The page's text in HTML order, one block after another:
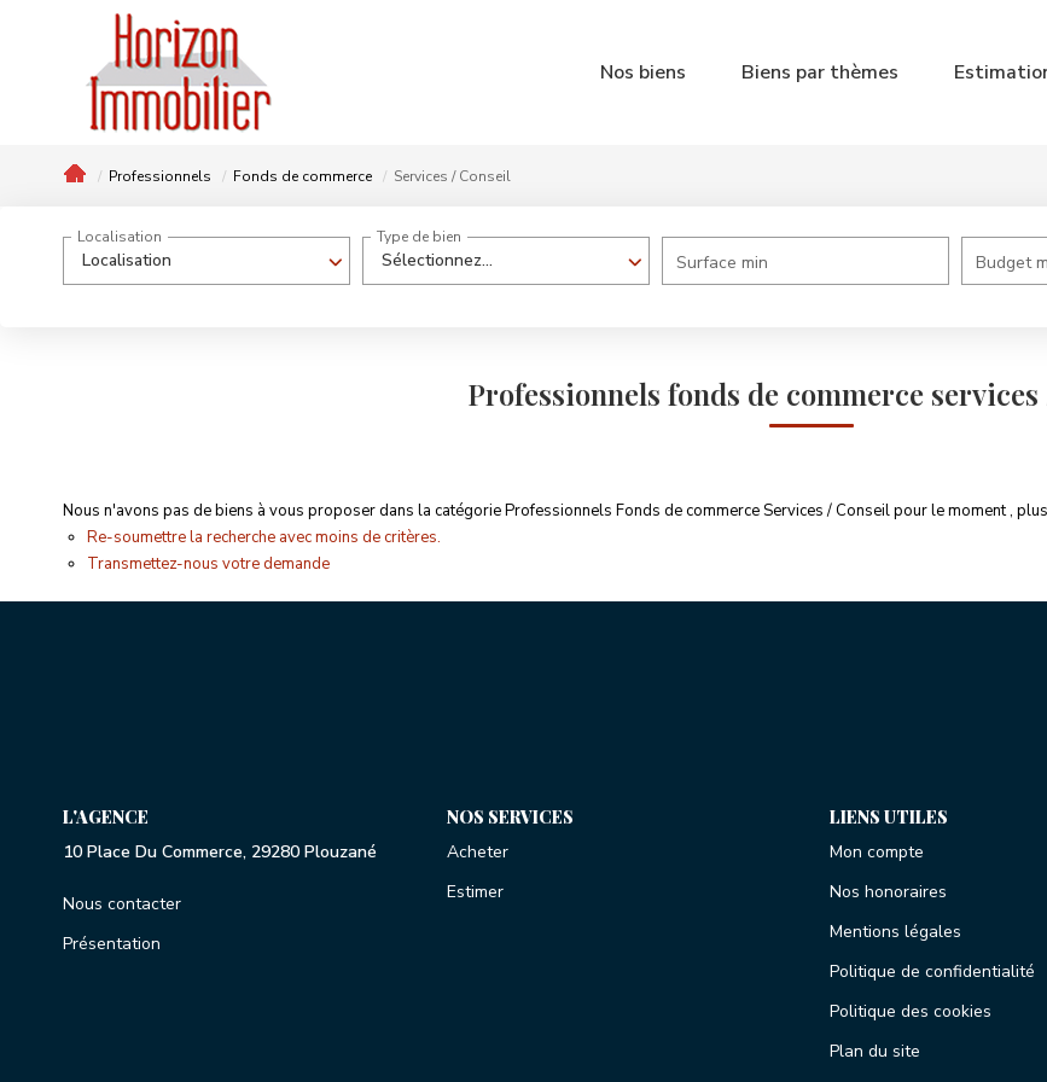
Nos biens Biens par thèmes
Professionnels Fonds de commerce Services / Conseil
Localisation
Localisation
Sélectionnez...
Type de bien
Surface min Budget
Professionnels fonds de commerce
Nous n'avons pas de biens à vous proposer dans la catégorie Professionnels Fonds de commerce Services / Conseil pour le moment ,
Re-soumettre la recherche avec moins de critères.
Transmettez-nous votre demande
L'AGENCE
10 Place Du Commerce, 29280 Plouzané
Nous contacter
Présentation
NOS SERVICES
Acheter
Estimer
LIENS UTILES
Mon compte
Nos honoraires
Mentions légales
Politique de confidentialité
Politique des cookies
Plan du site